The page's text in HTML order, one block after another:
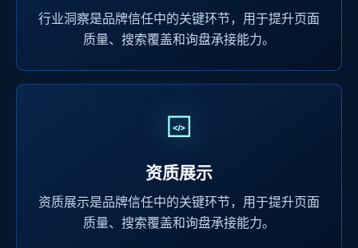
行业洞察是品牌信任中的关键环节，用于提升页面
质量、搜索覆盖和询盘承接能力。
资质展示
资质展示是品牌信任中的关键环节，用于提升页面
质量、搜索覆盖和询盘承接能力。